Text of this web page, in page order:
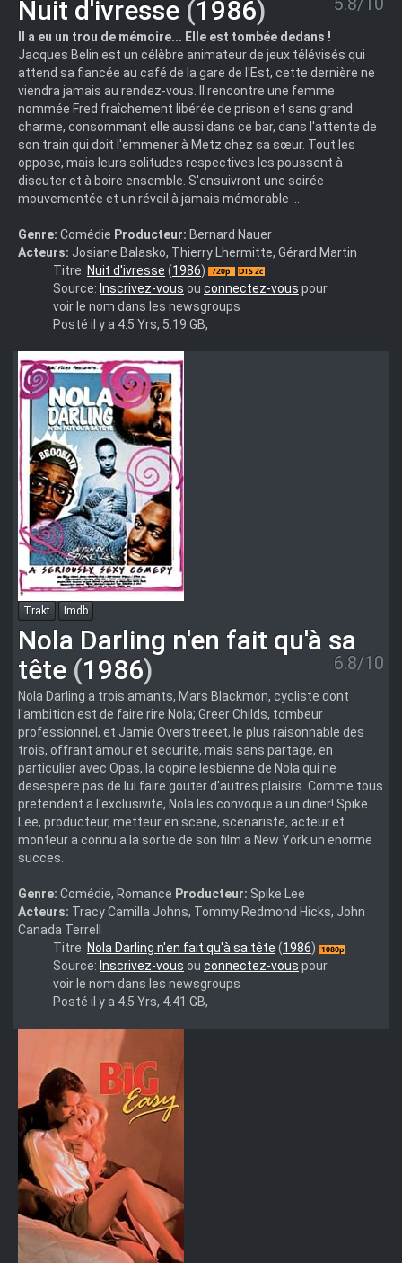
Nuit d'ivresse (1986)
Il a eu un trou de mémoire... Elle est tombée dedans !
Jacques Belin est un célèbre animateur de jeux télévisés qui
attend sa fiancée au café de la gare de l'Est, cette dernière ne
viendra jamais au rendez-vous. Il rencontre une femme
nommée Fred fraîchement libérée de prison et sans grand
charme, consommant elle aussi dans ce bar, dans l'attente de
son train qui doit l'emmener à Metz chez sa sœur. Tout les
oppose, mais leurs solitudes respectives les poussent à
discuter et à boire ensemble. S'ensuivront une soirée
mouvementée et un réveil à jamais mémorable …
Genre: Comédie Producteur: Bernard Nauer
Acteurs: Josiane Balasko, Thierry Lhermitte, Gérard Martin
Nuit.Divresse.1986.FRENCH.720p.BluRay.x264-
Titre: Nuit d'ivresse (1986)
Source: Inscrivez-vous ou connectez-vous pour
voir le nom dans les newsgroups
Posté il y a 4.5 Yrs, 5.19 GB,
Trakt Imdb
Nola Darling n'en fait qu'à sa
tête (1986) 6.8/10
Nola Darling a trois amants, Mars Blackmon, cycliste dont
l'ambition est de faire rire Nola; Greer Childs, tombeur
professionnel, et Jamie Overstreeet, le plus raisonnable des
trois, offrant amour et securite, mais sans partage, en
particulier avec Opas, la copine lesbienne de Nola qui ne
desespere pas de lui faire gouter d'autres plaisirs. Comme tous
pretendent a l'exclusivite, Nola les convoque a un diner! Spike
Lee, producteur, metteur en scene, scenariste, acteur et
monteur a connu a la sortie de son film a New York un enorme
succes.
Genre: Comédie, Romance Producteur: Spike Lee
Acteurs: Tracy Camilla Johns, Tommy Redmond Hicks, John
Canada Terrell
She's.Gotta.Have.It.1080p.NF.WEB-
DL.DDP5.1.x264-
Titre: Nola Darling n'en fait qu'à sa tête (1986)
Source: Inscrivez-vous ou connectez-vous pour
voir le nom dans les newsgroups
Posté il y a 4.5 Yrs, 4.41 GB,